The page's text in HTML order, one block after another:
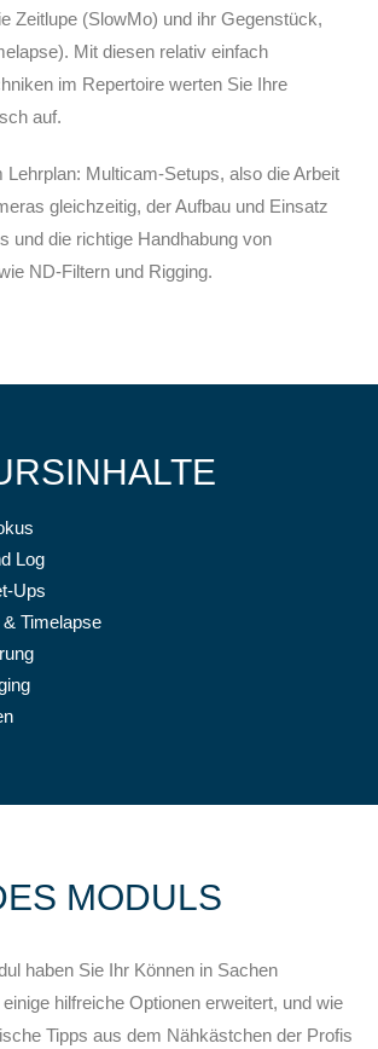
Zeitlupe (SlowMo) und ihr Gegenstück,
Mit diesen relativ einfach
im Repertoire werten Sie Ihre
auf.
Lehrplan: Multicam-Setups, also die Arbeit
gleichzeitig, der Aufbau und Einsatz
und die richtige Handhabung von
ND-Filtern und Rigging.
Log
Ups
Timelapse
haben Sie Ihr Können in Sachen
hilfreiche Optionen erweitert, und wie
Tipps aus dem Nähkästchen der Profis
MODULS